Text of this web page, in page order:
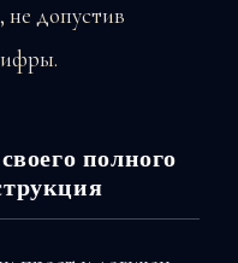
не допустив
полного